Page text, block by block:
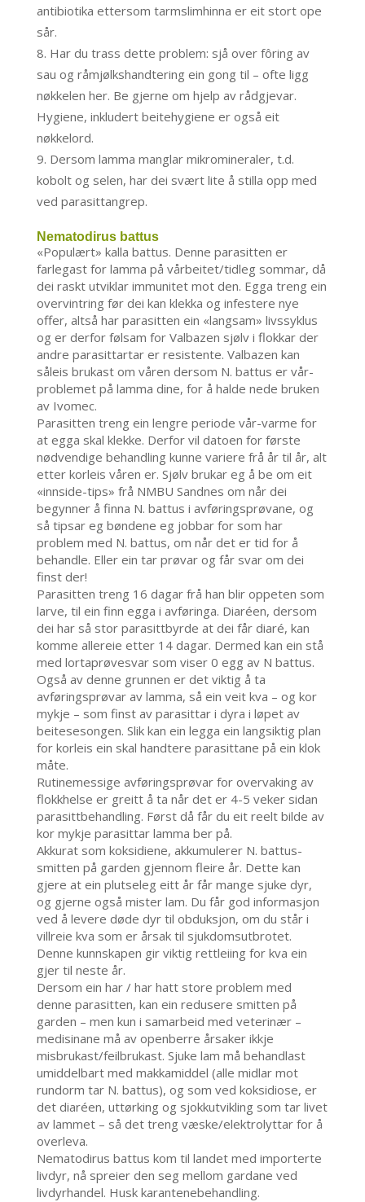
antibiotika ettersom tarmslimhinna er eit stort ope
sår.
Har du trass dette problem: sjå over fôring av
sau og råmjølkshandtering ein gong til – ofte ligg
nøkkelen her. Be gjerne om hjelp av rådgjevar.
Hygiene, inkludert beitehygiene er også eit
nøkkelord.
Dersom lamma manglar mikromineraler, t.d.
kobolt og selen, har dei svært lite å stilla opp med
ved parasittangrep.
Nematodirus battus
«Populært» kalla battus. Denne parasitten er
farlegast for lamma på vårbeitet/tidleg sommar, då
dei raskt utviklar immunitet mot den. Egga treng ein
overvintring før dei kan klekka og infestere nye
offer, altså har parasitten ein «langsam» livssyklus
og er derfor følsam for Valbazen sjølv i flokkar der
andre parasittartar er resistente. Valbazen kan
såleis brukast om våren dersom N. battus er vår-
problemet på lamma dine, for å halde nede bruken
av Ivomec.
Parasitten treng ein lengre periode vår-varme for
at egga skal klekke. Derfor vil datoen for første
nødvendige behandling kunne variere frå år til år, alt
etter korleis våren er. Sjølv brukar eg å be om eit
«innside-tips» frå NMBU Sandnes om når dei
begynner å finna N. battus i avføringsprøvane, og
så tipsar eg bøndene eg jobbar for som har
problem med N. battus, om når det er tid for å
behandle. Eller ein tar prøvar og får svar om dei
finst der!
Parasitten treng 16 dagar frå han blir oppeten som
larve, til ein finn egga i avføringa. Diaréen, dersom
dei har så stor parasittbyrde at dei får diaré, kan
komme allereie etter 14 dagar. Dermed kan ein stå
med lortaprøvesvar som viser 0 egg av N battus.
Også av denne grunnen er det viktig å ta
avføringsprøvar av lamma, så ein veit kva – og kor
mykje – som finst av parasittar i dyra i løpet av
beitesesongen. Slik kan ein legga ein langsiktig plan
for korleis ein skal handtere parasittane på ein klok
måte.
Rutinemessige avføringsprøvar for overvaking av
flokkhelse er greitt å ta når det er 4-5 veker sidan
parasittbehandling. Først då får du eit reelt bilde av
kor mykje parasittar lamma ber på.
Akkurat som koksidiene, akkumulerer N. battus-
smitten på garden gjennom fleire år. Dette kan
gjere at ein plutseleg eitt år får mange sjuke dyr,
og gjerne også mister lam. Du får god informasjon
ved å levere døde dyr til obduksjon, om du står i
villreie kva som er årsak til sjukdomsutbrotet.
Denne kunnskapen gir viktig rettleiing for kva ein
gjer til neste år.
Dersom ein har / har hatt store problem med
denne parasitten, kan ein redusere smitten på
garden – men kun i samarbeid med veterinær –
medisinane må av openberre årsaker ikkje
misbrukast/feilbrukast. Sjuke lam må behandlast
umiddelbart med makkamiddel (alle midlar mot
rundorm tar N. battus), og som ved koksidiose, er
det diaréen, uttørking og sjokkutvikling som tar livet
av lammet – så det treng væske/elektrolyttar for å
overleva.
Nematodirus battus kom til landet med importerte
livdyr, nå spreier den seg mellom gardane ved
livdyrhandel. Husk karantenebehandling.